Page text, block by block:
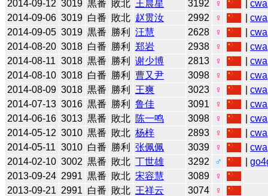
2014-09-12 3019 黒番 敗北 王晨星 3192 ♀ |cwa
2014-09-06 3019 白番 敗北 赵贯汝 2992 ♀ |cwa
2014-09-05 3019 黒番 勝利 汪慧 2628 ♀ |cwa
2014-08-20 3018 白番 勝利 郑岩 2938 ♀ |cwa
2014-08-11 3018 黒番 勝利 谢少博 2813 ♀ |cwa
2014-08-10 3018 白番 勝利 曹又尹 3098 ♀ |cwa
2014-08-09 3018 黒番 勝利 王爽 3023 ♀ |cwa
2014-07-13 3016 黒番 勝利 鲁佳 3091 ♀ |cwa
2014-06-16 3013 黒番 敗北 陈一鸣 3098 ♀ |cwa
2014-05-12 3010 黒番 敗北 杨梓 2893 ♀ |cwa
2014-05-11 3010 白番 勝利 张佩佩 3039 ♀ |cwa
2014-02-10 3002 黒番 敗北 丁世雄 3292 ♂ |
2013-09-24 2991 黒番 敗北 宋容慧 3089
♀
2013-09-21 2991 白番 敗北 王祥云 3074
♀